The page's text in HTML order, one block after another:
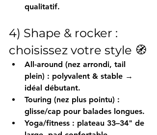
qualitatif.
4) Shape & rocker :
choisissez votre style 🧭
All-around (nez arrondi, tail
plein) : polyvalent & stable →
idéal débutant.
Touring (nez plus pointu) :
glisse/cap pour balades longues.
Yoga/fitness : plateau 33–34" de